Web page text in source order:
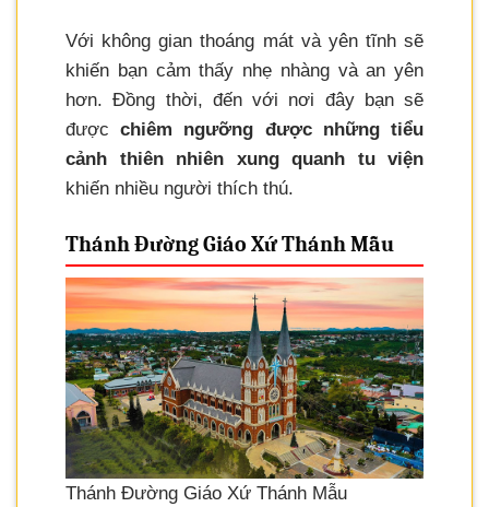
Với không gian thoáng mát và yên tĩnh sẽ
khiến bạn cảm thấy nhẹ nhàng và an yên
hơn. Đồng thời, đến với nơi đây bạn sẽ
đượcchiêm ngưỡng được những tiểu
cảnh thiên nhiên xung quanh tu viện
khiến nhiều người thích thú.
Thánh Đường Giáo Xứ Thánh Mẫu
Thánh Đường Giáo Xứ Thánh Mẫu